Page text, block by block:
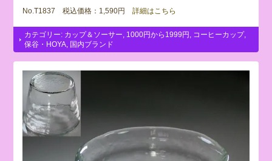
No.T1837 税込価格：1,590円 詳細はこちら
カテゴリー: カップ＆ソーサー 1000円から1999円 コーヒーカップ
保谷・HOYA
国内ブランド